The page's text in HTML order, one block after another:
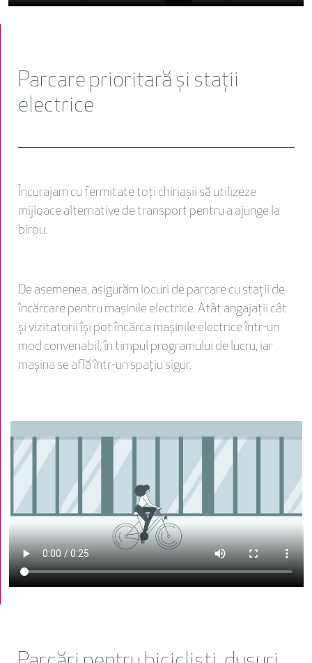
Parcare prioritară și stații
electrice
Încurajam cu fermitate toți chiriașii să utilizeze
mijloace alternative de transport pentru a ajunge la
birou.
De asemenea, asigurăm locuri de parcare cu stații de
încărcare pentru mașinile electrice. Atât angajații cât
și vizitatorii își pot încărca mașinile electrice într-un
mod convenabil, în timpul programului de lucru, iar
mașina se află într-un spațiu sigur.